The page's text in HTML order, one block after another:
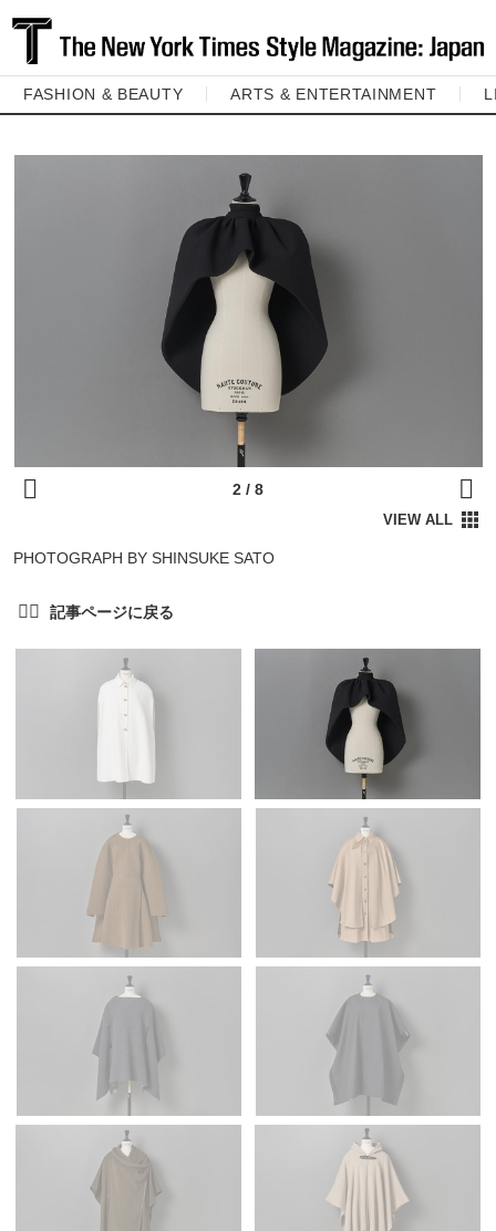
FASHION & BEAUTY ARTS & ENTERTAINMENT
PHOTOGRAPH BY SHINSUKE SATO